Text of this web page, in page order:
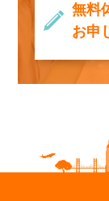
無料
お申